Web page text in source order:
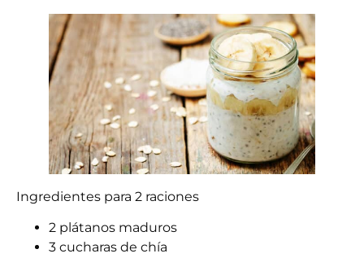
Ingredientes para 2 raciones
2 plátanos maduros
3 cucharas de chía